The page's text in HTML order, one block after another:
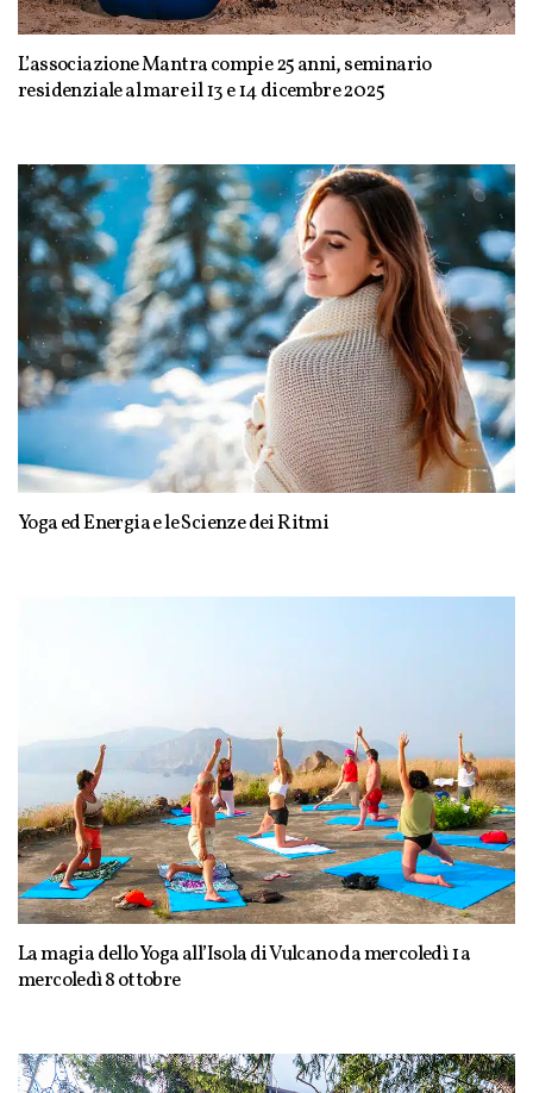
L’associazione Mantra compie 25 anni, seminario
residenziale al mare il 13 e 14 dicembre 2025
Yoga ed Energia e le Scienze dei Ritmi
La magia dello Yoga all’Isola di Vulcano da mercoledì 1 a
mercoledì 8 ottobre